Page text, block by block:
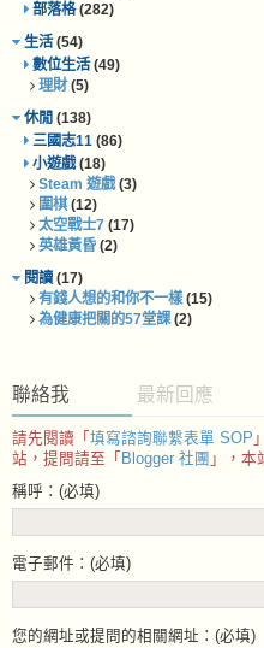
部落格(282)
生活(54)
數位生活(49)
理財(5)
休閒 (138)
三國志11 (86)
小遊戲(18)
Steam 遊戲(3)
圍棋(12)
太空戰士7 (17)
英雄黃昏 (2)
閱讀 (17)
有錢人想的和你不一樣(15)
為健康把關的57堂課(2)
聯絡我 最新回應
請先閱讀「 填寫諮詢聯繫表單 SOP
站，提問請至「 Blogger 社團 」，本
稱呼：(必填)
電子郵件：(必填)
您的網址或提問的相關網址：(必填)